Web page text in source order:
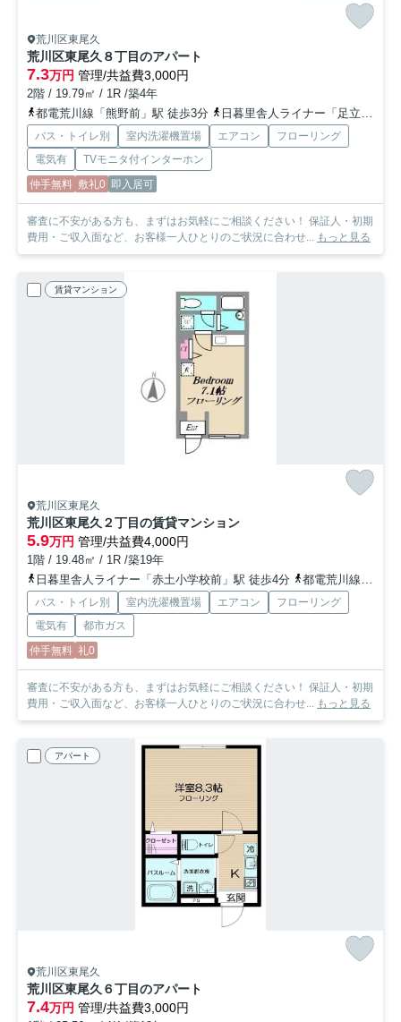
荒川区東尾久
荒川区東尾久８丁目のアパート
7.3万円 管理/共益費3,000円
2階 / 19.79㎡ / 1R /築4年
都電荒川線「熊野前」駅 徒歩3分
日暮里舎人ライナー「足立小台」駅 徒歩7分
バス・トイレ別 室内洗濯機置場 エアコン
フローリング
電気有
TVモニタ付インターホン
仲手無料 敷礼0 即入居可
審査に不安がある方も、まずはお気軽にご相談ください！ 保証人・初期
費用・ご収入面など、お客様一人ひとりのご状況に合わせ...
もっと見る
賃貸マンション
荒川区東尾久
荒川区東尾久２丁目の賃貸マンション
5.9万円 管理/共益費4,000円
1階 / 19.48㎡ / 1R /築19年
日暮里舎人ライナー「赤土小学校前」駅 徒歩4分
都電荒川線「東尾久三丁目」駅 徒歩5分
バス・トイレ別 室内洗濯機置場 エアコン
フローリング
電気有
都市ガス
仲手無料 礼0
審査に不安がある方も、まずはお気軽にご相談ください！ 保証人・初期
費用・ご収入面など、お客様一人ひとりのご状況に合わせ...
もっと見る
アパート
荒川区東尾久
荒川区東尾久６丁目のアパート
7.4万円 管理/共益費3,000円